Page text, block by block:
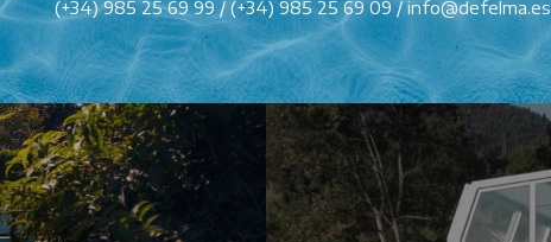
(+34) 985 25 69 99 / (+34) 985 25 69 09 / info@defelma.es